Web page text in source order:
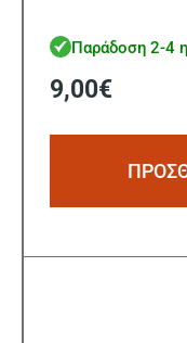
Παράδοση 2-4
9,00€